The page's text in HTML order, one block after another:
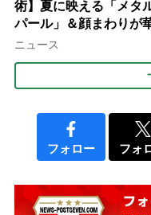
術】夏に映える「メタ
パール」＆顔まわりが
ぐ「揺れる一粒」の使
ニュース
フォロー フォ